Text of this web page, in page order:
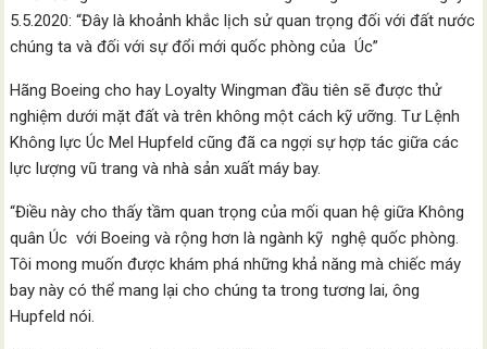
5.5.2020: “Đây là khoảnh khắc lịch sử quan trọng đối với đất nước
chúng ta và đối với sự đổi mới quốc phòng của Úc”
Hãng Boeing cho hay Loyalty Wingman đầu tiên sẽ được thử
nghiệm dưới mặt đất và trên không một cách kỹ ưỡng. Tư Lệnh
Không lực Úc Mel Hupfeld cũng đã ca ngợi sự hợp tác giữa các
lực lượng vũ trang và nhà sản xuất máy bay.
“Điều này cho thấy tầm quan trọng của mối quan hệ giữa Không
quân Úc với Boeing và rộng hơn là ngành kỹ nghệ quốc phòng.
Tôi mong muốn được khám phá những khả năng mà chiếc máy
bay này có thể mang lại cho chúng ta trong tương lai, ông
Hupfeld nói.